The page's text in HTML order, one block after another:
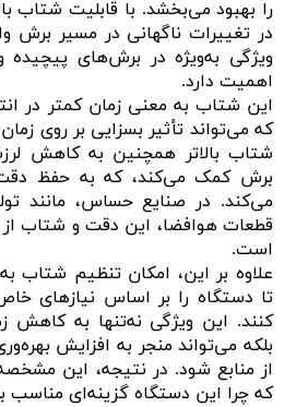
را بهبود می‌بخشد. با قابلیت شتاب
در تغییرات ناگهانی در مسیر
ویژگی به‌ویژه در برش‌های
اهمیت دارد.
این شتاب به معنی زمان کمتر در
که می‌تواند تأثیر بسزایی بر روی
شتاب بالاتر همچنین به کاهش
برش کمک می‌کند، که به حفظ
می‌کند. در صنایع حساس، مانند
قطعات هوافضا، این دقت و شتاب از
است.
علاوه بر این، امکان تنظیم شتاب
تا دستگاه را بر اساس نیازهای
کنند. این ویژگی نه‌تنها به کاهش
بلکه می‌تواند منجر به افزایش
از منابع شود. در نتیجه، این
که چرا این دستگاه گزینه‌ای مناسب